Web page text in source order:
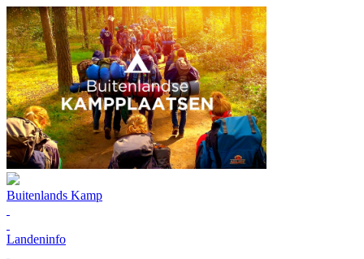
Buitenlands Kamp
Landeninfo